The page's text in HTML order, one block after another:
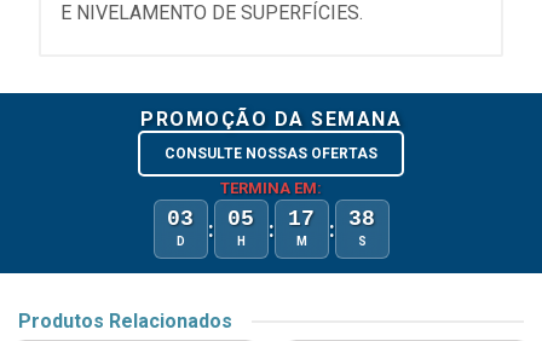
E NIVELAMENTO DE SUPERFÍCIES.
PROMOÇÃO DA SEMANA
CONSULTE NOSSAS OFERTAS
TERMINA EM:
03
D : 05
H : 17
M : 38
S
Produtos Relacionados